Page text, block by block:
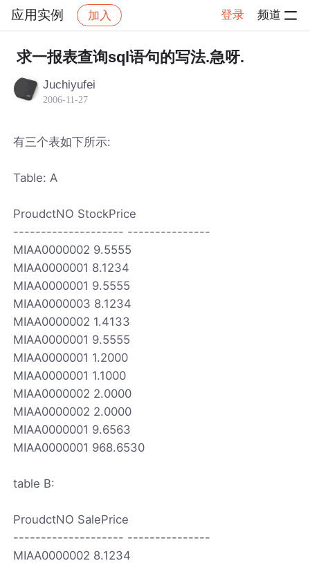
应用实例 加入 登录 频道
社区 应用实例 帖子详情
求一报表查询sql语句的写法.急呀.
Juchiyufei
2006-11-27
有三个表如下所示:
Table: A
ProudctNO StockPrice
-------------------- ---------------
MIAA0000002 9.5555
MIAA0000001 8.1234
MIAA0000001 9.5555
MIAA0000003 8.1234
MIAA0000002 1.4133
MIAA0000001 9.5555
MIAA0000001 1.2000
MIAA0000001 1.1000
MIAA0000002 2.0000
MIAA0000002 2.0000
MIAA0000001 9.6563
MIAA0000001 968.6530
table B:
ProudctNO SalePrice
-------------------- ---------------
MIAA0000002 8.1234